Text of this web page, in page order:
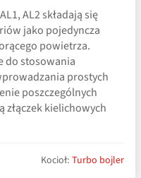
AL2 składają się
jako pojedyncza
powietrza.
do stosowania
prostych
poszczególnych
złączek kielichowych
Kocioł: Turbo bojler